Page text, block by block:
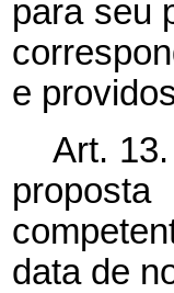
para seu
e
Art.
data de